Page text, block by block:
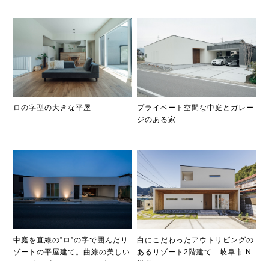
ロの字型の大きな平屋
プライベート空間な中庭とガレー
ジのある家
中庭を直線の”ロ”の字で囲んだリ
ゾートの平屋建て。曲線の美しい
白にこだわったアウトリビングの
あるリゾート2階建て 岐阜市 N